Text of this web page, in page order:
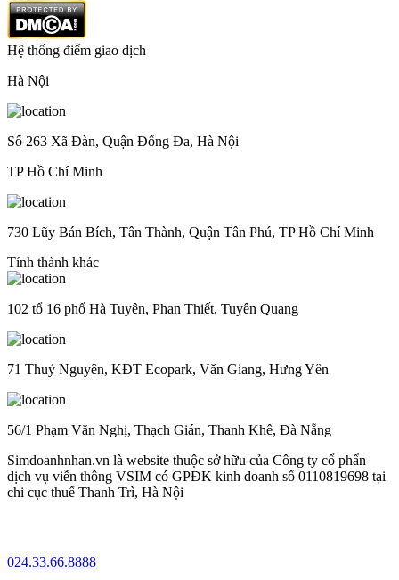
Hệ thống điểm giao dịch
Hà Nội
Số 263 Xã Đàn, Quận Đống Đa, Hà Nội
TP Hồ Chí Minh
730 Lũy Bán Bích, Tân Thành, Quận Tân Phú, TP Hồ Chí Minh
Tỉnh thành khác
102 tổ 16 phố Hà Tuyên, Phan Thiết, Tuyên Quang
71 Thuỷ Nguyên, KĐT Ecopark, Văn Giang, Hưng Yên
56/1 Phạm Văn Nghị, Thạch Gián, Thanh Khê, Đà Nẵng
Simdoanhnhan.vn là website thuộc sở hữu của Công ty cổ phẩn
dịch vụ viễn thông VSIM có GPĐK kinh doanh số 0110819698 tại
chi cục thuế Thanh Trì, Hà Nội
024.33.66.8888